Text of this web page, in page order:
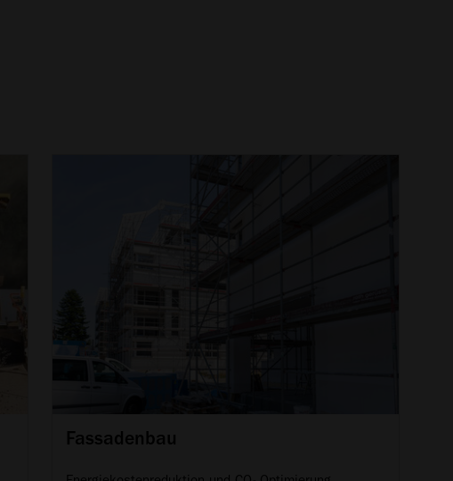
Fassadenbau